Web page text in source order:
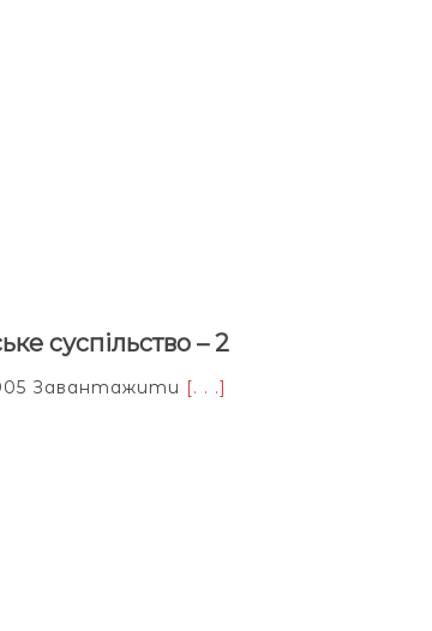
суспільство – 2
Завантажити [. . .]